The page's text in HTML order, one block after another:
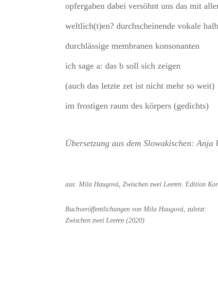
opfergaben dabei versöhnt uns das mit
weltlich(t)en? durchscheinende vokale
durchlässige membranen konsonanten
ich sage a: das b soll sich zeigen
(auch das letzte zet ist nicht mehr so weit)
im frostigen raum des körpers (gedichts)
Übersetzung aus dem Slowakischen: Anja
aus: Mila Haugová, Zwischen zwei Leeren. Edition
Buchveröffentlichungen von Mila Haugová, zuletzt:
Zwischen zwei Leeren (2020)